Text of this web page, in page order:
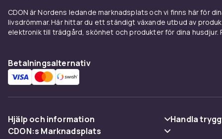
Soffans
massivt trä
mer
Mått
att ta
soffbord
CDON är Nordens ledande marknadsplats och vi finns här för
livsdrömmar. Här hittar du ett ständigt växande utbud av
elektronik till trädgård, skönhet och produkter för dina husdjur.
Betalningsalternativ
Hjälp och information
Vanliga frågor
Handla
CDON:s Marknadsplats